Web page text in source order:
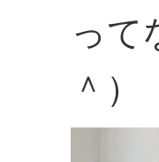
って
＾）